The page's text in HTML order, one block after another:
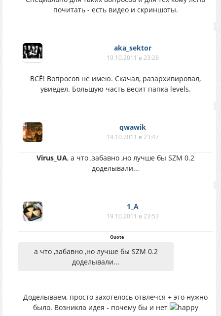
почитать - есть видео и скриншоты.
aka_sektor
19.10.2011 в 23:28
ВСЁ! Вопросов не имею. Скачал, разархивировал,
увиедел. Большую часть весит папка levels.
qwawik
19.10.2011 в 23:47
Virus_UA, а что ,забавно ,но лучше бы SZM 0.2
доделывали...
1_A
19.10.2011 в 23:53
Quote
а что ,забавно ,но лучше бы SZM 0.2
доделывали...
Доделываем, просто захотелось отвлечся + это нужно
было. Возникла идея - почему бы и нет